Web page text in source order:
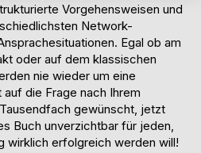
Vorgehensweisen und
Network-
Egal ob am
oder auf dem klassischen
nie wieder um eine
die Frage nach Ihrem
gewünscht, jetzt
Buch unverzichtbar für jeden,
wirklich erfolgreich werden will!